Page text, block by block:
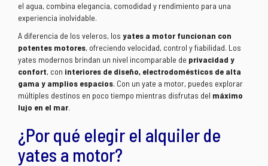
el agua, combina elegancia, comodidad y rendimiento para una
experiencia inolvidable.
A diferencia de los veleros, los yates a motor funcionan con
potentes motores, ofreciendo velocidad, control y fiabilidad. Los
yates modernos brindan un nivel incomparable de privacidad y
confort, con interiores de diseño, electrodomésticos de alta
gama y amplios espacios. Con un yate a motor, puedes explorar
múltiples destinos en poco tiempo mientras disfrutas del máximo
lujo en el mar.
¿Por qué elegir el alquiler de
yates a motor?